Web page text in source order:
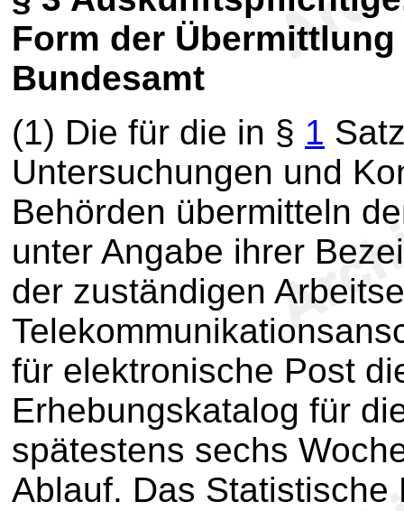
Form der
Bundesamt
(1) Die für die in § 1
Untersuchungen und
Behörden übermitteln
unter Angabe ihrer
der zuständigen
für elektronische Post
Erhebungskatalog für
spätestens sechs
Ablauf. Das